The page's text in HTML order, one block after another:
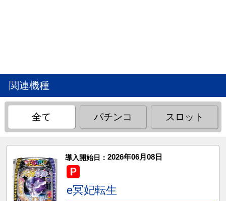
関連機種
全て パチンコ スロット
導入開始日： 2026年06月08日
e冥妃転生